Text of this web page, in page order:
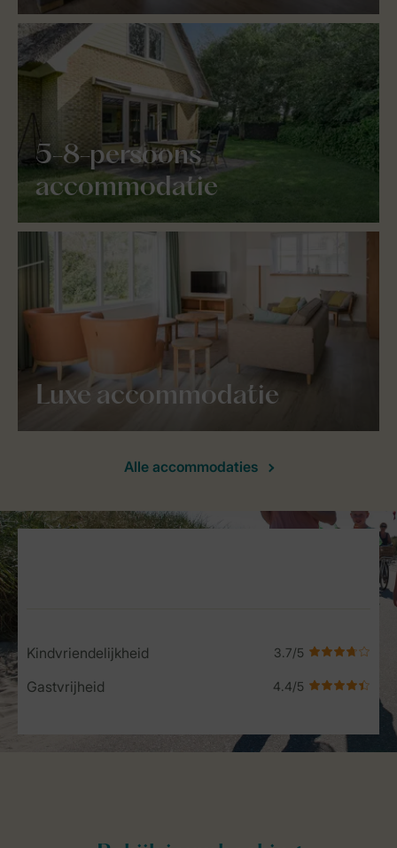
5-8-persoons
accommodatie
Luxe accommodatie
Alle accommodaties
Service Rating from our guests
Kindvriendelijkheid
Gastvrijheid